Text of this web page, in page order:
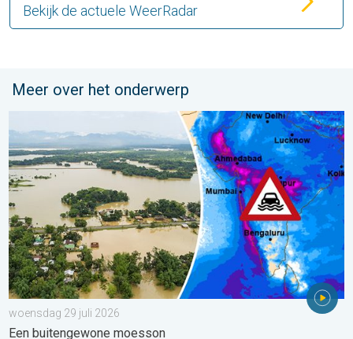
Bekijk de actuele WeerRadar
Meer over het onderwerp
Overstromingen in delen van Azië. Een buitengewone
woensdag 29 juli 2026
Een buitengewone moesson